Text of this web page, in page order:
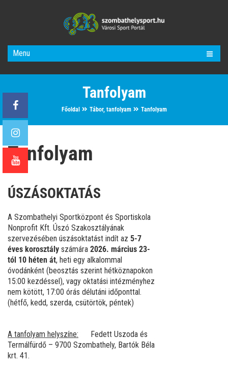
Menu
Tanfolyam
Főoldal Tábor, tanfolyam Tanfolyam
Tanfolyam
ÚSZÁSOKTATÁS
A Szombathelyi Sportközpont és Sportiskola
Nonprofit Kft. Úszó Szakosztályának
szervezésében úszásoktatást indít az 5-7
éves korosztály számára 2026. március 23-
tól 10 héten át, heti egy alkalommal
óvodánként (beosztás szerint hétköznapokon
15:00 kezdéssel), vagy oktatási intézményhez
nem kötött, 17:00 órás délutáni időponttal.
(hétfő, kedd, szerda, csütörtök, péntek)
A tanfolyam helyszíne: Fedett Uszoda és
Termálfürdő – 9700 Szombathely, Bartók Béla
krt. 41.